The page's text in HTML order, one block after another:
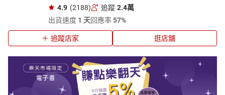
4.9 (2188) 追蹤 2.4萬
出貨速度 1 天回應率57%
追蹤店家 逛店舖